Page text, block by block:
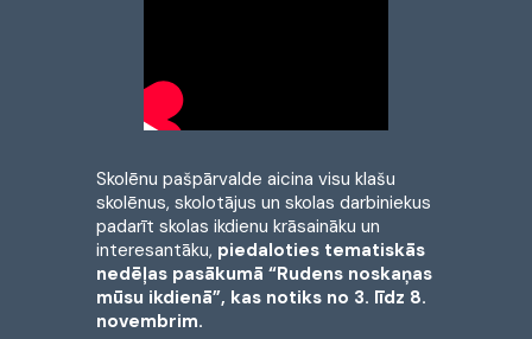
Skolēnu pašpārvalde aicina visu klašu
skolēnus, skolotājus un skolas darbiniekus
padarīt skolas ikdienu krāsaināku un
interesantāku, piedaloties tematiskās
nedēļas pasākumā “Rudens noskaņas
mūsu ikdienā”, kas notiks no 3. līdz 8.
novembrim.